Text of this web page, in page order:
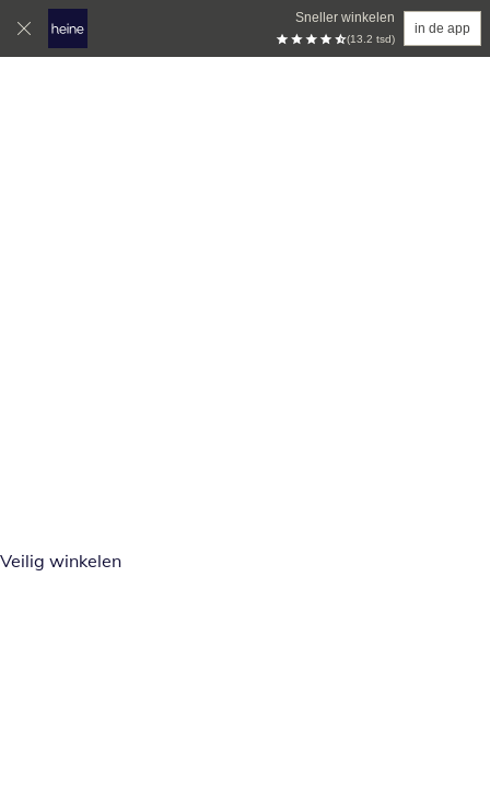
Sneller winkelen
(13.2 tsd)
in de app
Veilig winkelen